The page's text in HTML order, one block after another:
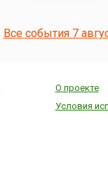
Все события 7
О проекте
Условия